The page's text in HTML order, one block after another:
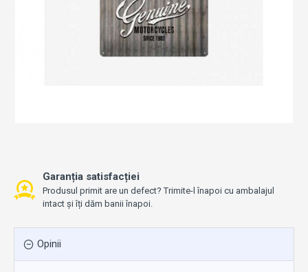
Garanția satisfacției
Produsul primit are un defect? Trimite-l înapoi cu ambalajul
intact și îți dăm banii înapoi.
Opinii